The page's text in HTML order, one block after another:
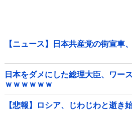
【ニュース】日本共産党の街宣車
日本をダメにした総理大臣、ワー
ｗｗｗｗｗｗ
【悲報】ロシア、じわじわと逝き